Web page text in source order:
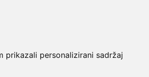
prikazali personalizirani sadržaj